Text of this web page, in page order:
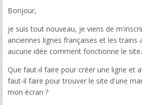
Bonjour,
je suis tout nouveau, je viens de
anciennes lignes françaises et les trains
aucune idée comment fonctionne le site.
Que faut-il faire pour créer une ligne et
faut-il faire pour trouver le site d'une
mon écran ?